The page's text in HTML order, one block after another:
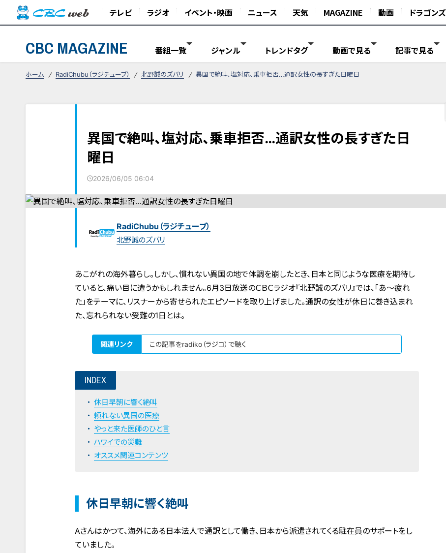
テレビ ラジオ イベント・映画 ニュース 天気 MAGAZINE 動画 ドラゴンズ
CBC MAGAZINE 番組一覧 ジャンル トレンドタグ 動画で見る 記事で見る
ホーム RadiChubu（ラジチューブ） 北野誠のズバリ 異国で絶叫、塩対応、乗車拒否…通訳女性の長すぎた日曜日
異国で絶叫、塩対応、乗車拒否…通訳女性の長すぎた日
曜日
2026/06/05 06:04
RadiChubu（ラジチューブ）
北野誠のズバリ
あこがれの海外暮らし。しかし、慣れない異国の地で体調を崩したとき、日本と同じような医療を期待し
ていると、痛い目に遭うかもしれません。6月3日放送のＣＢＣラジオ『北野誠のズバリ』では、「あ～疲れ
た」をテーマに、リスナーから寄せられたエピソードを取り上げました。通訳の女性が休日に巻き込まれ
た、忘れられない受難の1日とは。
関連リンク この記事をradiko（ラジコ）で聴く
INDEX
休日早朝に響く絶叫
頼れない異国の医療
やっと来た医師のひと言
ハワイでの災難
オススメ関連コンテンツ
休日早朝に響く絶叫
Aさんはかつて、海外にある日本法人で通訳として働き、日本から派遣されてくる駐在員のサポートをし
ていました。